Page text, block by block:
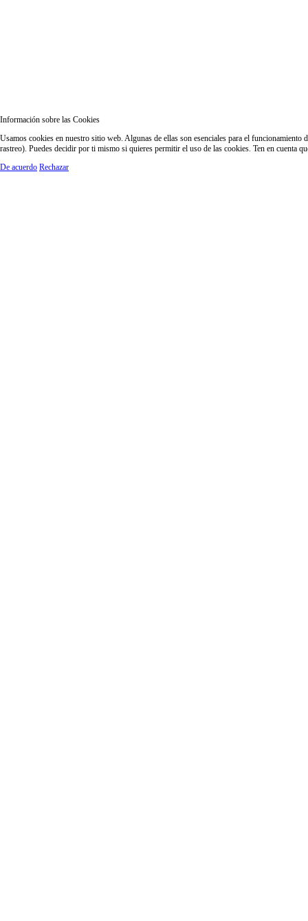
Información sobre las Cookies
Usamos cookies en nuestro sitio web. Algunas de ellas son esenciales para el
rastreo). Puedes decidir por ti mismo si quieres permitir el uso de las cookies. Ten en cuenta
De acuerdo Rechazar